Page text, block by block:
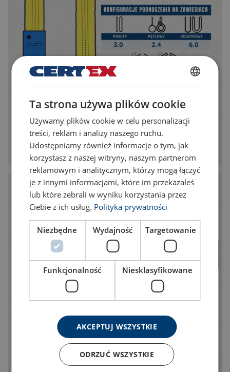
POLISH
ENGLISH TRANSLATION
Ta strona używa plików cookie
Używamy plików cookie w celu personalizacji
treści, reklam i analizy naszego ruchu.
Udostępniamy również informacje o tym, jak
korzystasz z naszej witryny, naszym partnerom
reklamowym i analitycznym, którzy mogą łączyć
je z innymi informacjami, które im przekazałeś
lub które zebrali w wyniku korzystania przez
Ciebie z ich usług. Polityka prywatności
Niezbędne Wydajność Targetowanie
Funkcjonalność Niesklasyfikowane
AKCEPTUJ WSZYSTKIE
ODRZUĆ WSZYSTKIE